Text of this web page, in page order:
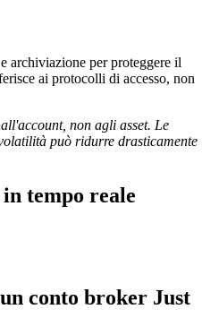
archiviazione per proteggere il
ai protocolli di accesso, non
non agli asset. Le
può ridurre drasticamente
tempo reale
conto broker Just